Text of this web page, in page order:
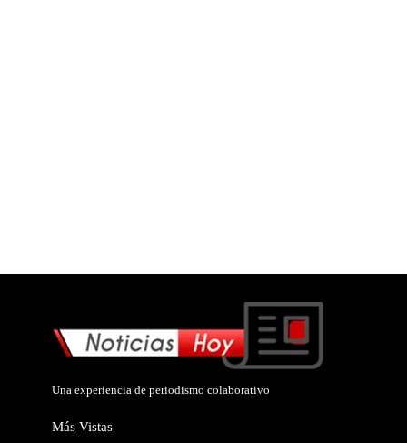
Una experiencia de periodismo colaborativo
Más Vistas